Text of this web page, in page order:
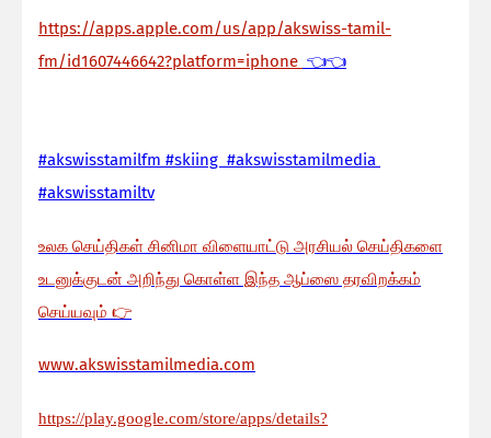
https://apps.apple.com/us/app/akswiss-tamil-
fm/id1607446642?platform=iphone 👈👈
#akswisstamilfm #skiing #akswisstamilmedia
#akswisstamiltv
உலக செய்திகள் சினிமா விளையாட்டு அரசியல் செய்திகளை
உடனுக்குடன் அறிந்து கொள்ள இந்த ஆப்ஸை தரவிறக்கம்
செய்யவும் 👉
www.akswisstamilmedia.com
https://play.google.com/store/apps/details?